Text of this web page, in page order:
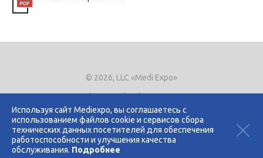
Используя сайт Mediexpo, вы соглашаетесь с
использованием файлов cookie и сервисов сбора
технических данных посетителей для обеспечения
работоспособности и улучшения качества
обслуживания. Подробнее
© 2026, LLC «Medi Expo»
Phone.+7 (495) 721-8866
E-mail:expo@mediexpo.ru
Контакты
Политика использования cookies
Политика конфиденциальности